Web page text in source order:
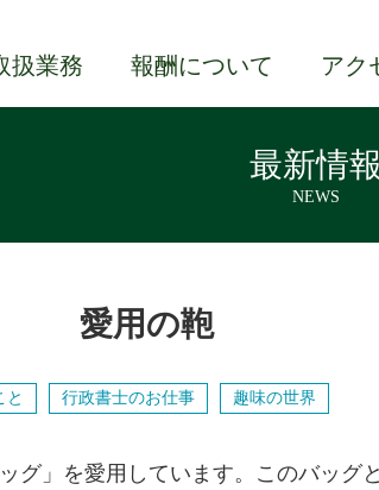
扱業務 報酬について アク
最新情報
NEWS
愛用の鞄
と 行政書士のお仕事 趣味の世界
グ」を愛用しています。このバッグ